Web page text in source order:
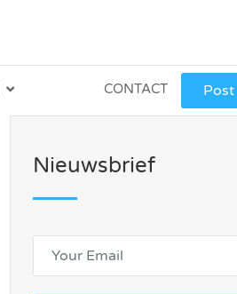
CONTACT
Nieuwsbrief